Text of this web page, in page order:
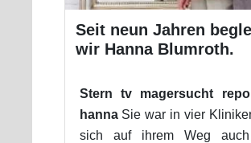
Seit neun Jahren
wir Hanna Blumroth.
Stern tv magersucht
hannaSie war in vier
sich auf ihrem Weg